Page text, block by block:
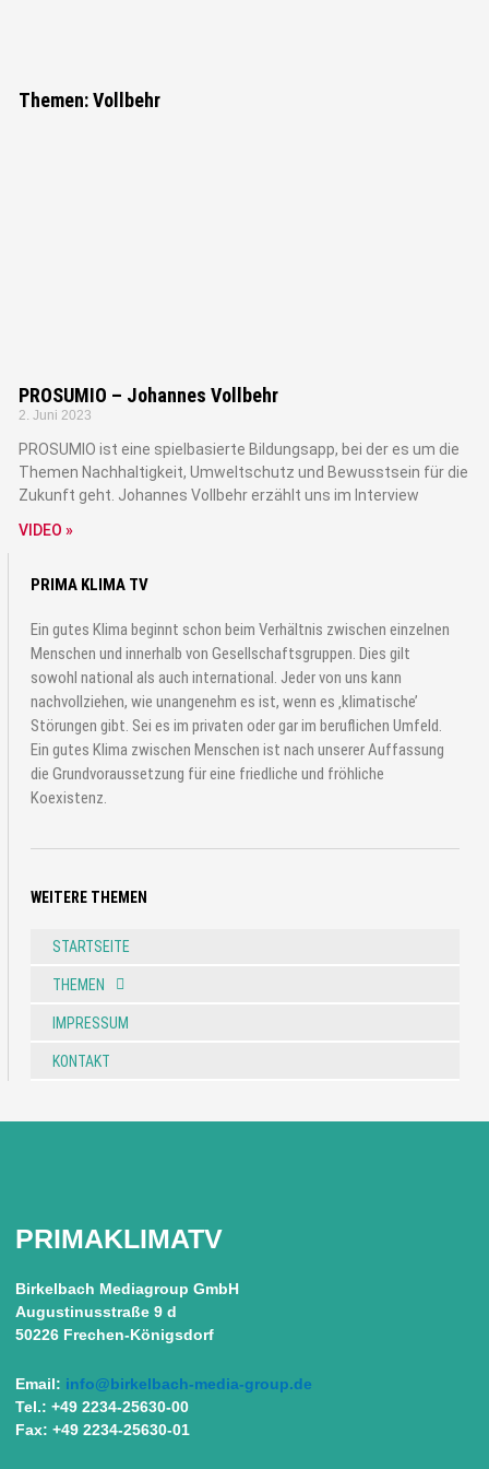
Themen: Vollbehr
PROSUMIO – Johannes Vollbehr
2. Juni 2023
PROSUMIO ist eine spielbasierte Bildungsapp, bei der es um die
Themen Nachhaltigkeit, Umweltschutz und Bewusstsein für die
Zukunft geht. Johannes Vollbehr erzählt uns im Interview
VIDEO »
PRIMA KLIMA TV
Ein gutes Klima beginnt schon beim Verhältnis zwischen einzelnen
Menschen und innerhalb von Gesellschaftsgruppen. Dies gilt
sowohl national als auch international. Jeder von uns kann
nachvollziehen, wie unangenehm es ist, wenn es ‚klimatische’
Störungen gibt. Sei es im privaten oder gar im beruflichen Umfeld.
Ein gutes Klima zwischen Menschen ist nach unserer Auffassung
die Grundvoraussetzung für eine friedliche und fröhliche
Koexistenz.
WEITERE THEMEN
STARTSEITE
THEMEN
IMPRESSUM
KONTAKT
PRIMAKLIMATV
Birkelbach Mediagroup GmbH
Augustinusstraße 9 d
50226 Frechen-Königsdorf
Email: info@birkelbach-media-group.de
Tel.: +49 2234-25630-00
Fax: +49 2234-25630-01